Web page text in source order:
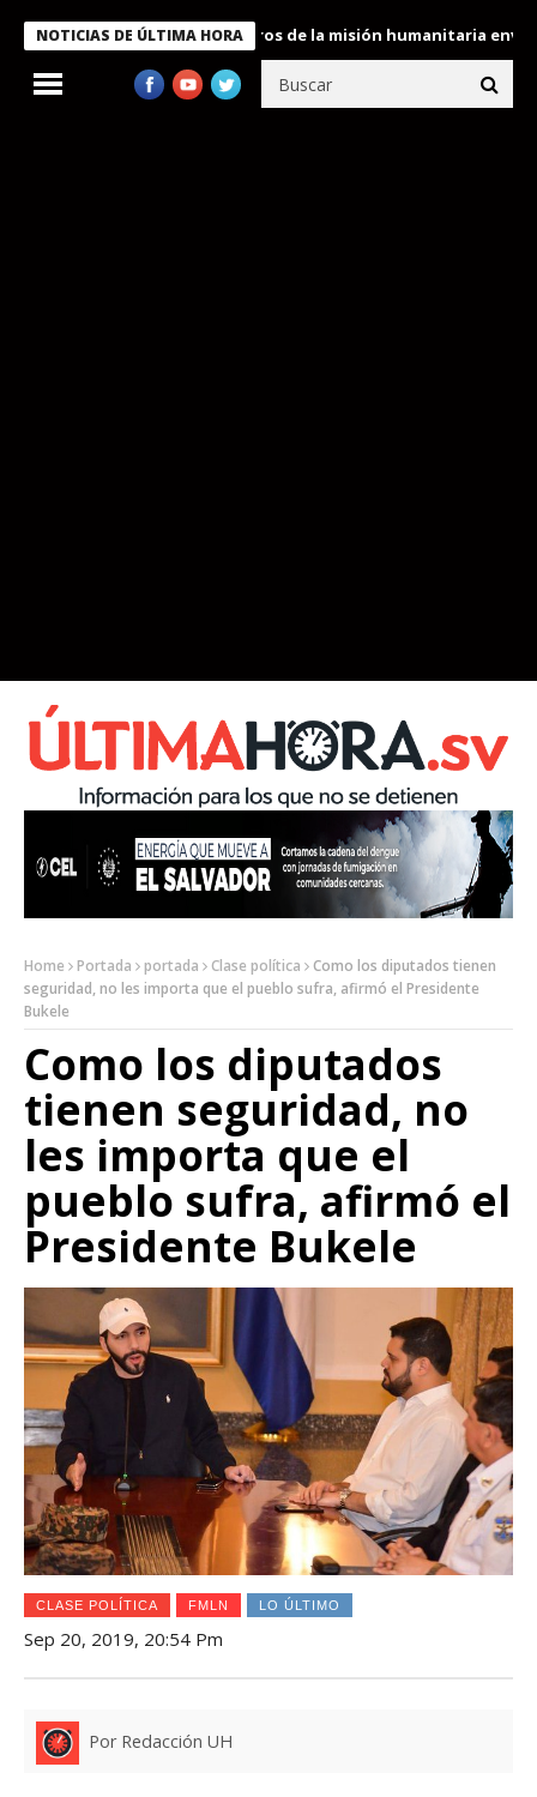
NOTICIAS DE ÚLTIMA HORA
condecora a miembros de la misión humanitaria enviada a
Home Portada portada Clase política
Como los diputados tienen
seguridad, no les importa que el pueblo sufra, afirmó el Presidente
Bukele
Como los diputados
tienen seguridad, no
les importa que el
pueblo sufra, afirmó el
Presidente Bukele
CLASE POLÍTICA FMLN LO ÚLTIMO
Sep 20, 2019, 20:54 Pm
Por Redacción UH